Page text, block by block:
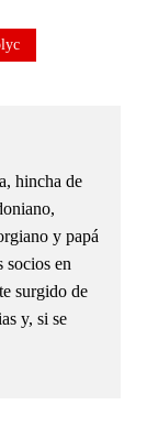
hincha de
y papá
socios en
surgido de
y, si se